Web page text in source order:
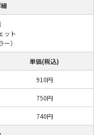
ット
ー）
単価(税込)
910円
750円
740円